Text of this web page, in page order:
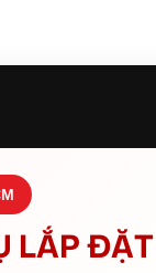
LẮP